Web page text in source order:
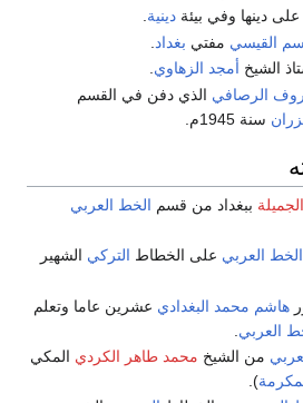
دينها وفي بيئةدينية.
القيسي مفتي بغداد
الشيخ أمجد الزهاوي
الرصافي الذي دفن في القسم
سنة 1945م.
ببغداد من قسم الخط العربي
الخط العربي على الخطاط التركي الشهير
هاشم محمد البغدادي عشرين عاما وتعلم
العربي
من الشيخ محمد طاهر الكردي المكي
).